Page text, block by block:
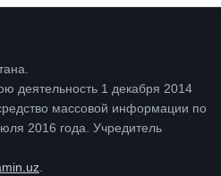
деятельность 1 декабря 2014
массовой информации по
2016 года. Учредитель